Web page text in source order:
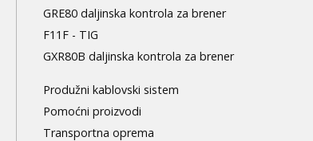
GRE80 daljinska kontrola za brener
F11F - TIG
GXR80B daljinska kontrola za brener
Produžni kablovski sistem
Pomoćni proizvodi
Transportna oprema